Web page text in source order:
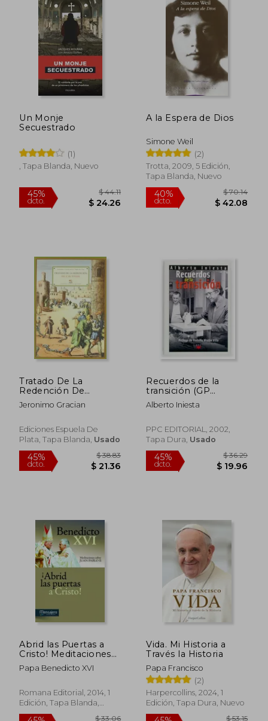
dcto. dcto.
45%
dcto.
45%
dcto.
Un Monje
Secuestrado
(1)
, Tapa Blanda, Nuevo
45%
dcto.
A la Espera de Dios
Simone Weil
(2)
Trotta, 2009, 5 Edición,
Tapa Blanda, Nuevo
40%
dcto. $
Tratado De La
Redención De
Cautivos En Que Se
Cuentan Las Grandes
Los Cristianos Que
Están En Poder De
Obra
Jeronimo Gracian
Ediciones Espuela De
Plata, Tapa Blanda, Usado
Recuerdos de la
transición (GP
Actualidad)
Alberto Iniesta
PPC EDITORIAL, 2002,
Tapa Dura, Usado
Abrid las Puertas a
Cristo! Meditaciones
Sobre Juan Pablo ii
Papa Benedicto XVI
Romana Editorial, 2014, 1
Edición, Tapa Blanda,
Nuevo
Vida. Mi Historia a
Través la Historia
Papa Francisco
(2)
Harpercollins, 2024, 1
Edición, Tapa Dura, Nuevo